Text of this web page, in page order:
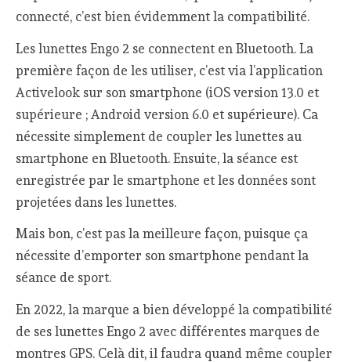
connecté, c’est bien évidemment la compatibilité.
Les lunettes Engo 2 se connectent en Bluetooth. La
première façon de les utiliser, c’est via l’application
Activelook sur son smartphone (iOS version 13.0 et
supérieure ; Android version 6.0 et supérieure). Ca
nécessite simplement de coupler les lunettes au
smartphone en Bluetooth. Ensuite, la séance est
enregistrée par le smartphone et les données sont
projetées dans les lunettes.
Mais bon, c’est pas la meilleure façon, puisque ça
nécessite d’emporter son smartphone pendant la
séance de sport.
En 2022, la marque a bien développé la compatibilité
de ses lunettes Engo 2 avec différentes marques de
montres GPS. Celà dit, il faudra quand même coupler